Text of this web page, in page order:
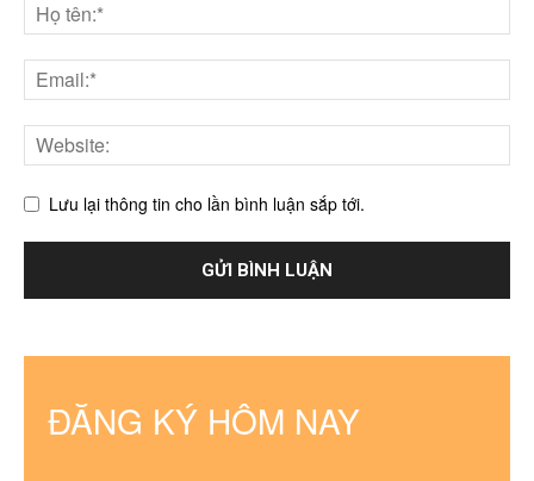
Lưu lại thông tin cho lần bình luận sắp tới.
ĐĂNG KÝ HÔM NAY